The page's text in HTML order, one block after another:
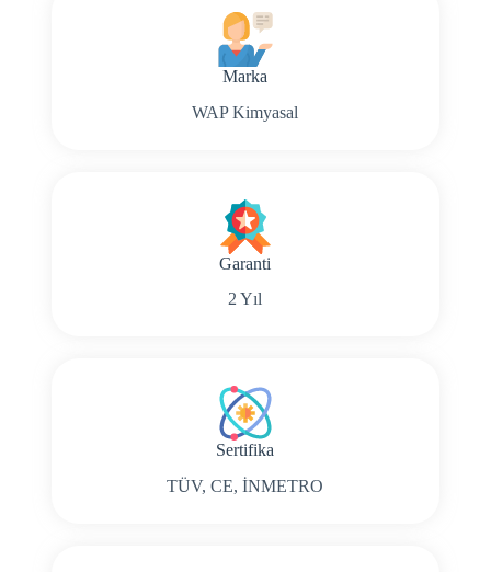
Marka
WAP Kimyasal
Garanti
2 Yıl
Sertifika
TÜV, CE, İNMETRO